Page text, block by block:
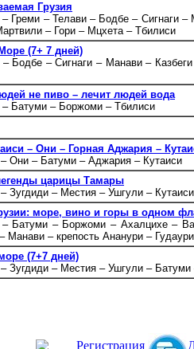
Грузия
Греми – Телави – Бодбе – Сигнаги –
– Гори – Мцхета – Тбилиси
(7+ 7 дней)
– Бодбе – Сигнаги – Манави –
не пиво – лечит людей вода
– Батуми – Боржоми – Тбилиси
– Они – Горная Аджария –
– Они – Батуми – Аджария – Кутаиси
царицы Тамары
– Зугдиди – Местия – Ушгули – Кутаиси
море, вино и горы в одном
– Батуми – Боржоми – Ахалцихе –
– Манави – крепость Ананури –
(7+7 дней)
– Зугдиди – Местия – Ушгули – Батуми
Регистрация